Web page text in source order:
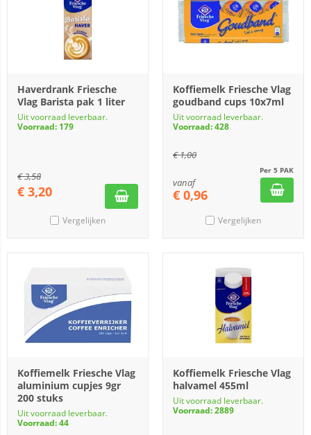
Haverdrank Friesche
Vlag Barista pak 1 liter
Uit voorraad leverbaar.
Voorraad: 179
€3,58
€ 3,20
Vergelijken
Koffiemelk Friesche Vlag
goudband cups 10x7ml
Uit voorraad leverbaar.
Voorraad: 428
€1,00
Per 5 PAK
vanaf
€ 0,96
Vergelijken
Koffiemelk Friesche Vlag
aluminium cupjes 9gr
200 stuks
Uit voorraad leverbaar.
Voorraad: 44
Koffiemelk Friesche Vlag
halvamel 455ml
Uit voorraad leverbaar.
Voorraad: 2889